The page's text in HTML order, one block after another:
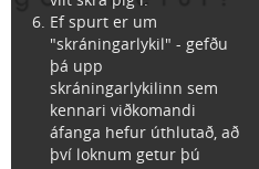
Ef spurt er um
"skráningarlykil" - gefðu
þá upp
skráningarlykilinn sem
kennari viðkomandi
áfanga hefur úthlutað, að
því loknum getur þú